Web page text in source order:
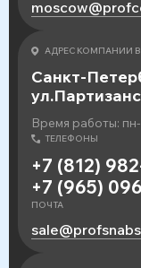
АДРЕС КОМПАНИИ
Санкт-
Время работы:
ТЕЛЕФОНЫ
+7 (812)
+7 (965)
ПОЧТА